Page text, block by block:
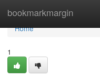
bookmarkmargin
Home
Home
1